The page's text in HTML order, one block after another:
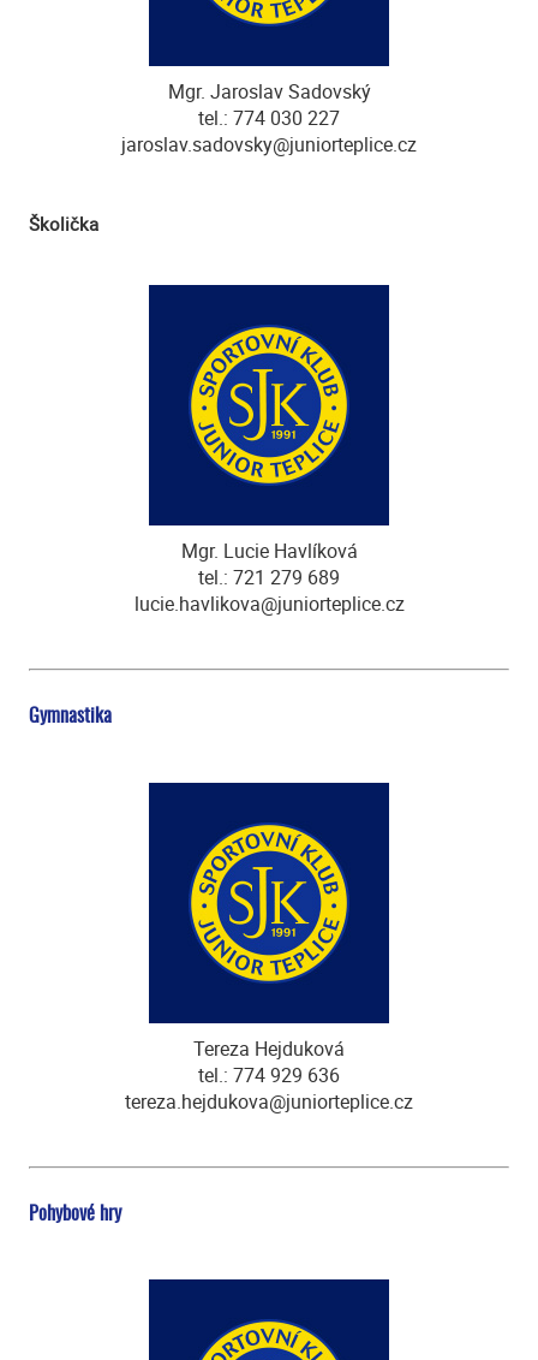
Mgr. Jaroslav Sadovský
tel.: 774 030 227
jaroslav.sadovsky@juniorteplice.cz
Školička
Mgr. Lucie Havlíková
tel.: 721 279 689
lucie.havlikova@juniorteplice.cz
Gymnastika
Tereza Hejduková
tel.: 774 929 636
tereza.hejdukova@juniorteplice.cz
Pohybové hry